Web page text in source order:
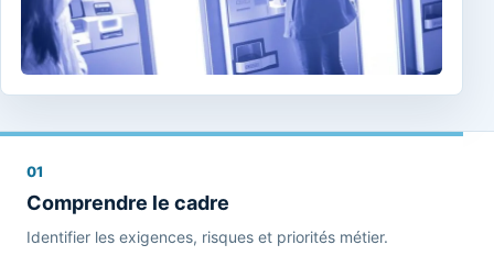
01
Comprendre le cadre
Identifier les exigences, risques et priorités métier.